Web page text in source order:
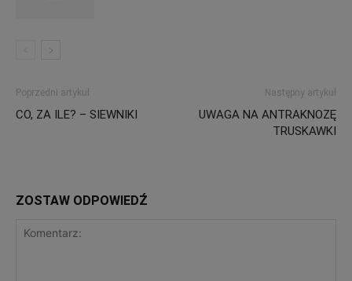
Poprzedni artykuł
CO, ZA ILE? – SIEWNIKI
Następny artykuł
UWAGA NA ANTRAKNOZĘ
TRUSKAWKI
ZOSTAW ODPOWIEDŹ